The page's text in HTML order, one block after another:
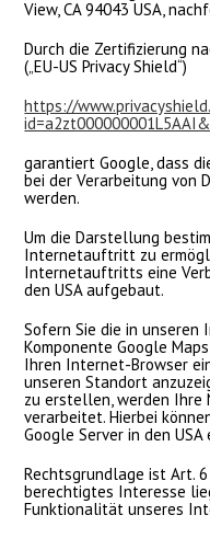
View, CA 94043 USA,
Durch die Zertifizierung
(„EU-US Privacy Shield“)
https://
garantiert Google, dass
bei der Verarbeitung von
werden.
Um die Darstellung
Internetauftritt zu
Internetauftritts eine
den USA aufgebaut.
Sofern Sie die in
Komponente Google
Ihren Internet-Browser
unseren Standort
zu erstellen, werden
verarbeitet. Hierbei
Google Server in den
Rechtsgrundlage ist Art. 6
berechtigtes Interesse
Funktionalität unseres